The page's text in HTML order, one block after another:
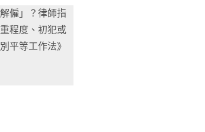
僱」？律師指
程度、初犯或
平等工作法》